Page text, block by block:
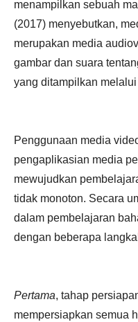
menampilkan sebuah
(2017) menyebutkan,
merupakan media
gambar dan suara
yang ditampilkan melalui
Penggunaan media
pengaplikasian media
mewujudkan
tidak monoton. Secara
dalam pembelajaran
dengan beberapa
Pertama, tahap
mempersiapkan semua